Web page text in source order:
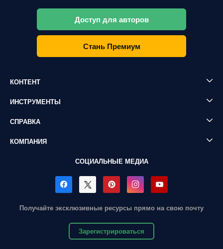
Доступ для авторов
Стань Премиум
КОНТЕНТ
ИНСТРУМЕНТЫ
СПРАВКА
КОМПАНИЯ
СОЦИАЛЬНЫЕ МЕДИА
Получайте эксклюзивные ресурсы прямо на свою почту
Зарегистрироваться